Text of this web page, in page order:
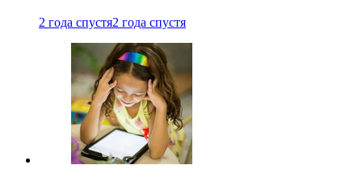
2 года спустя2 года спустя